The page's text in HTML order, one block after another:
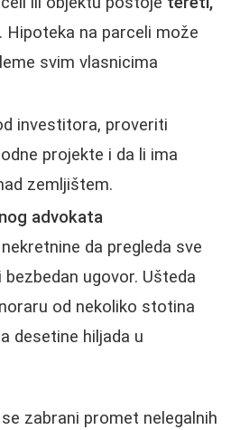
. Hipoteka na parceli može
svim vlasnicima
investitora, proveriti
projekte i da li ima
zemljištem.
advokata
da pregleda sve
ugovor. Ušteda
od nekoliko stotina
desetine hiljada u
zabrani promet nelegalnih